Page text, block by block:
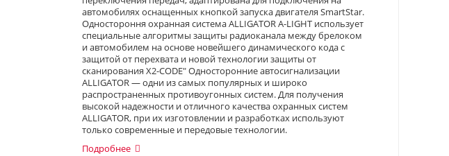
автомобилях оснащенных кнопкой запуска двигателя SmartStar.
Одностороння охранная система ALLIGATOR A-LIGHT использует
специальные алгоритмы защиты радиоканала между брелоком
и автомобилем на основе новейшего динамического кода с
защитой от перехвата и новой технологии защиты от
сканирования X2-CODE" Односторонние автосигнализации
ALLIGATOR — одни из самых популярных и широко
распространенных противоугонных систем. Для получения
высокой надежности и отличного качества охранных систем
ALLIGATOR, при их изготовлении и разработках используют
только современные и передовые технологии.
Подробнее